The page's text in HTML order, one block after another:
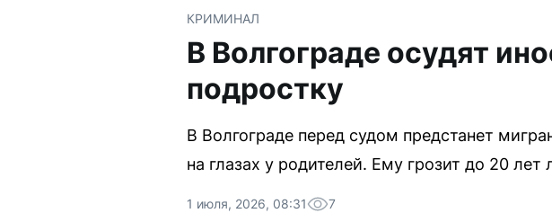
КРИМИНАЛ
В Волгограде осудят
подростку
В Волгограде перед судом предстанет
на глазах у родителей. Ему грозит до 20
1 июля, 2026, 08:31 7